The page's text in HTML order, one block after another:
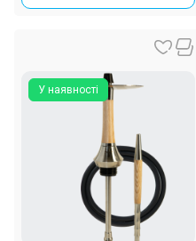
У наявності